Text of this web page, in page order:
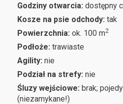
Godziny otwarcia: dostępny
Kosze na psie odchody: tak
Powierzchnia: ok. 100 m2
Podłoże: trawiaste
Agility: nie
Podział na strefy: nie
Śluzy wejściowe: brak;
(niezamykane!)